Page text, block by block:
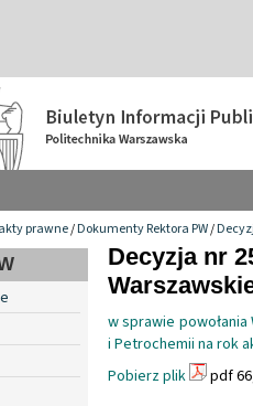
prawne/Dokumenty Rektora PW/
Decyzja nr
w sprawie powołania
i Petrochemii na rok
Pobierz plik
pdf